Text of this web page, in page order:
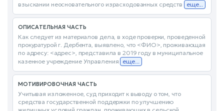
взыскании неосновательного израсходованных средств
еще...
ОПИСАТЕЛЬНАЯ ЧАСТЬ
Как следует из материалов дела, в ходе проверки, проведенной
прокуратурой г. Дербента, выявлено, что <ФИО>, проживающая
по адресу: <адрес>, представила в 2019 году в муниципальное
казенное учреждение Управления еще...
МОТИВИРОВОЧНАЯ ЧАСТЬ
Учитывая изложенное, суд приходит к выводу о том, что
средства государственной поддержки по улучшению